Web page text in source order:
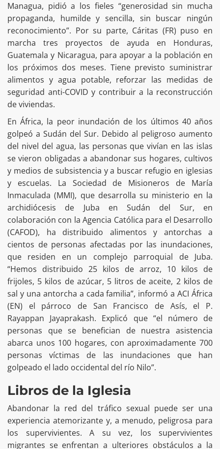
Managua, pidió a los fieles “generosidad sin mucha
propaganda, humilde y sencilla, sin buscar ningún
reconocimiento”. Por su parte, Cáritas (FR) puso en
marcha tres proyectos de ayuda en Honduras,
Guatemala y Nicaragua, para apoyar a la población en
los próximos dos meses. Tiene previsto suministrar
alimentos y agua potable, reforzar las medidas de
seguridad anti-COVID y contribuir a la reconstrucción
de viviendas.
En África, la peor inundación de los últimos 40 años
golpeó a Sudán del Sur. Debido al peligroso aumento
del nivel del agua, las personas que vivían en las islas
se vieron obligadas a abandonar sus hogares, cultivos
y medios de subsistencia y a buscar refugio en iglesias
y escuelas. La Sociedad de Misioneros de María
Inmaculada (MMI), que desarrolla su ministerio en la
archidiócesis de Juba en Sudán del Sur, en
colaboración con la Agencia Católica para el Desarrollo
(CAFOD), ha distribuido alimentos y antorchas a
cientos de personas afectadas por las inundaciones,
que residen en un complejo parroquial de Juba.
“Hemos distribuido 25 kilos de arroz, 10 kilos de
frijoles, 5 kilos de azúcar, 5 litros de aceite, 2 kilos de
sal y una antorcha a cada familia”, informó a ACI África
(EN) el párroco de San Francisco de Asís, el P.
Rayappan Jayaprakash. Explicó que “el número de
personas que se benefician de nuestra asistencia
abarca unos 100 hogares, con aproximadamente 700
personas víctimas de las inundaciones que han
golpeado el lado occidental del río Nilo”.
Libros de la Iglesia
Abandonar la red del tráfico sexual puede ser una
experiencia atemorizante y, a menudo, peligrosa para
los supervivientes. A su vez, los supervivientes
migrantes se enfrentan a ulteriores obstáculos a la